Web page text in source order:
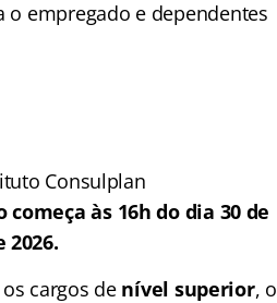
o empregado e dependentes
Consulplan
às 16h do dia 30 de
2026.
cargos de nível superior, o